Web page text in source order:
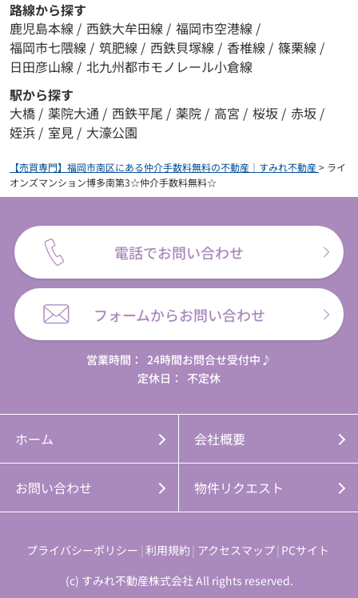
路線から探す
鹿児島本線 / 西鉄大牟田線 / 福岡市空港線 /
福岡市七隈線 / 筑肥線 / 西鉄貝塚線 / 香椎線 / 篠栗線 /
日田彦山線 / 北九州都市モノレール小倉線
駅から探す
大橋 / 薬院大通 / 西鉄平尾 / 薬院 / 高宮 / 桜坂 / 赤坂 /
姪浜 / 室見 / 大濠公園
【売買専門】福岡市南区にある仲介手数料無料の不動産｜すみれ不動産> ライ
オンズマンション博多南第3☆仲介手数料無料☆
電話でお問い合わせ
フォームからお問い合わせ
営業時間： 24時間お問合せ受付中♪
定休日：
不定休
ホーム 会社概要
お問い合わせ 物件リクエスト
プライバシーポリシー 利用規約 アクセスマップ PCサイト
(c) すみれ不動産株式会社 All rights reserved.